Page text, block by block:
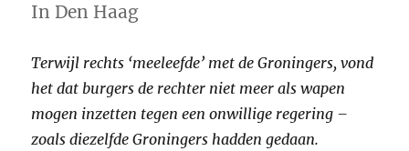
In Den Haag
Terwijl rechts ‘meeleefde’ met de Groningers, vond
het dat burgers de rechter niet meer als wapen
mogen inzetten tegen een onwillige regering –
zoals diezelfde Groningers hadden gedaan.